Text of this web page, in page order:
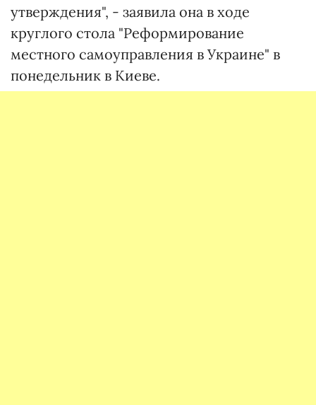
утверждения", - заявила она в ходе
круглого стола "Реформирование
местного самоуправления в Украине" в
понедельник в Киеве.